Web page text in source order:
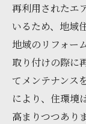
再利
住ま
住空
エアコン
いの作り方
再利用されたエ
いるため、地域
地域のリフォー
取り付けの際に
てメンテナンス
により、住環境
高まりつつありま